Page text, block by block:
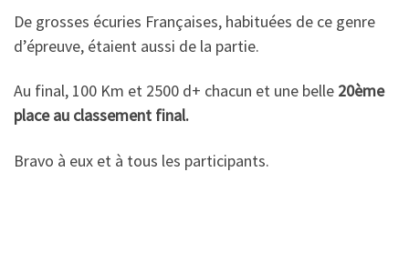
De grosses écuries Françaises, habituées de ce genre
d’épreuve, étaient aussi de la partie.
Au final, 100 Km et 2500 d+ chacun et une belle 20ème
place au classement final.
Bravo à eux et à tous les participants.